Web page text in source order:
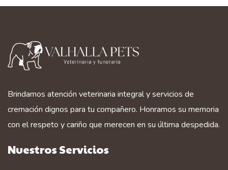
Brindamos atención veterinaria integral y servicios de
cremación dignos para tu compañero. Honramos su memoria
con el respeto y cariño que merecen en su última despedida.
Nuestros Servicios